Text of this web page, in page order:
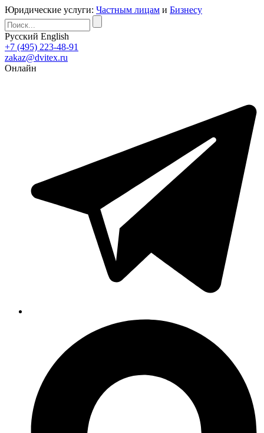
Юридические услуги: Частным лицам и Бизнесу
Русский English
+7 (495) 223-48-91
zakaz@dvitex.ru
Онлайн